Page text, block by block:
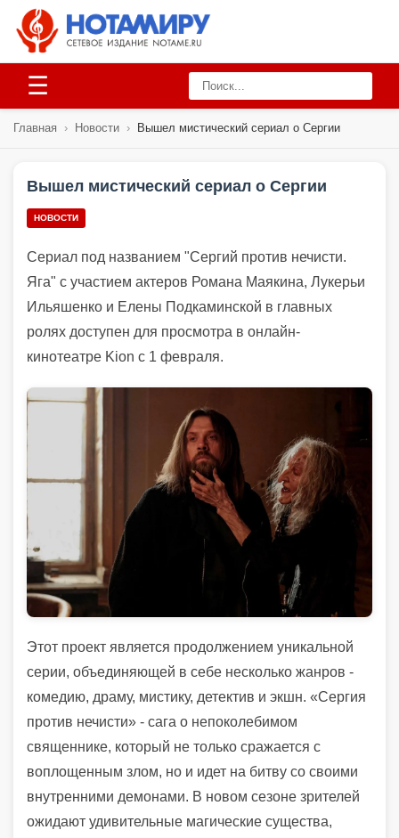
☰
Главная › Новости › Вышел мистический сериал о Сергии
Вышел мистический сериал о Сергии
НОВОСТИ
Сериал под названием "Сергий против нечисти.
Яга" с участием актеров Романа Маякина, Лукерьи
Ильяшенко и Елены Подкаминской в главных
ролях доступен для просмотра в онлайн-
кинотеатре Kion с 1 февраля.
Этот проект является продолжением уникальной
серии, объединяющей в себе несколько жанров -
комедию, драму, мистику, детектив и экшн. «Сергия
против нечисти» - сага о непоколебимом
священнике, который не только сражается с
воплощенным злом, но и идет на битву со своими
внутренними демонами. В новом сезоне зрителей
ожидают удивительные магические существа,